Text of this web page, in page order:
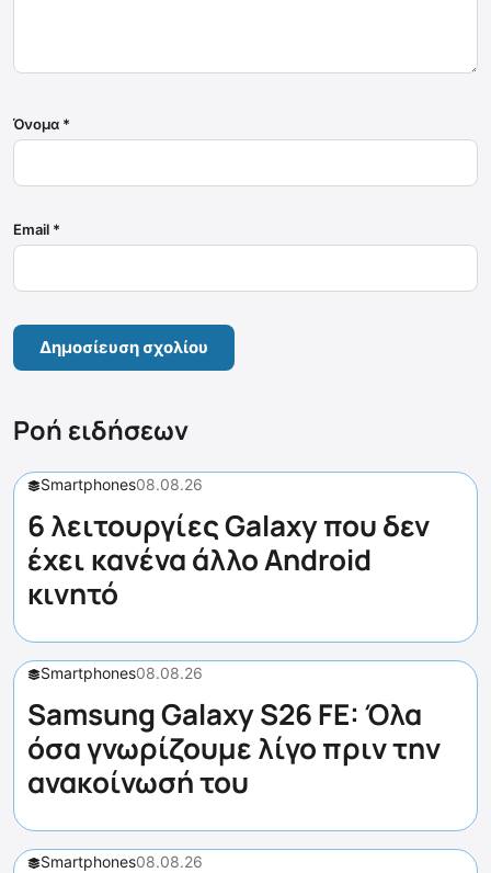
Όνομα *
Email *
Ροή ειδήσεων
Smartphones08.08.26
6 λειτουργίες Galaxy που δεν
έχει κανένα άλλο Android
κινητό
Smartphones08.08.26
Samsung Galaxy S26 FE: Όλα
όσα γνωρίζουμε λίγο πριν την
ανακοίνωσή του
Smartphones08.08.26